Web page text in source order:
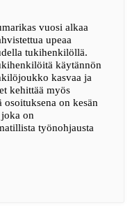
vuosi alkaa
upeaa
tukihenkilöllä.
käytännön
kasvaa ja
kehittää myös
on kesän
on
työnohjausta